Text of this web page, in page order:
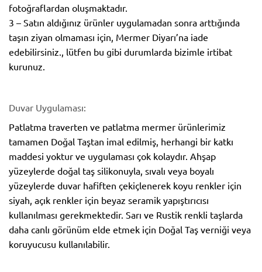
fotoğraflardan oluşmaktadır.
3 – Satın aldığınız ürünler uygulamadan sonra arttığında
taşın ziyan olmaması için, Mermer Diyarı’na iade
edebilirsiniz., lütfen bu gibi durumlarda bizimle irtibat
kurunuz.
Duvar Uygulaması:
Patlatma traverten ve patlatma mermer ürünlerimiz
tamamen Doğal Taştan imal edilmiş, herhangi bir katkı
maddesi yoktur ve uygulaması çok kolaydır. Ahşap
yüzeylerde doğal taş silikonuyla, sıvalı veya boyalı
yüzeylerde duvar hafiften çekiçlenerek koyu renkler için
siyah, açık renkler için beyaz seramik yapıştırıcısı
kullanılması gerekmektedir. Sarı ve Rustik renkli taşlarda
daha canlı görünüm elde etmek için Doğal Taş verniği veya
koruyucusu kullanılabilir.